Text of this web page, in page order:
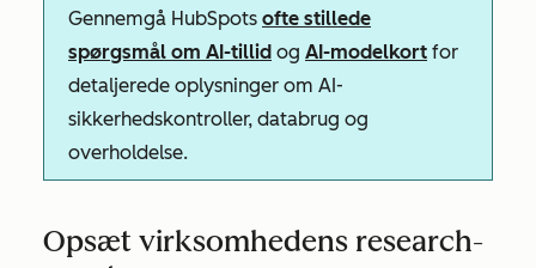
Gennemgå HubSpots ofte stillede
spørgsmål om AI-tillid og AI-modelkort for
detaljerede oplysninger om AI-
sikkerhedskontroller, databrug og
overholdelse.
Opsæt virksomhedens research-